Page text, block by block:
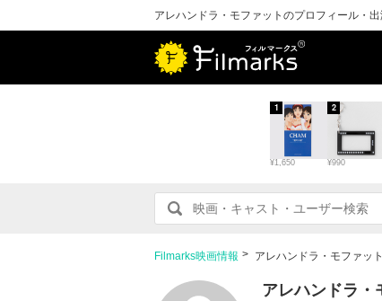
アレハンドラ・モファットのプロフィール・
¥1,650
1
¥990
2
Filmarks映画情報 アレハンドラ・モファット
アレハンドラ・